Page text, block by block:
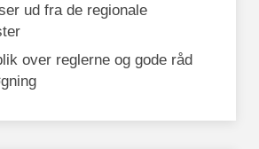
ud fra de regionale
over reglerne og gode råd